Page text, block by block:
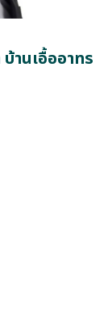
านเอื้ออาทร